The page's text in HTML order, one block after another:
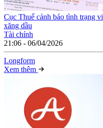
Cục Thuế cảnh báo tình trạng
xăng dầu
Tài chính
21:06 - 06/04/2026
Longform
Xem thêm